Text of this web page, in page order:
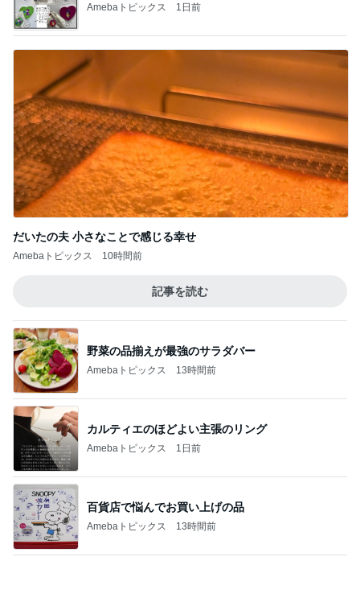
Amebaトピックス 1日前
だいたの夫 小さなことで感じる幸せ
Amebaトピックス 10時間前
記事を読む
野菜の品揃えが最強のサラダバー
Amebaトピックス 13時間前
カルティエのほどよい主張のリング
Amebaトピックス 1日前
百貨店で悩んでお買い上げの品
Amebaトピックス 13時間前